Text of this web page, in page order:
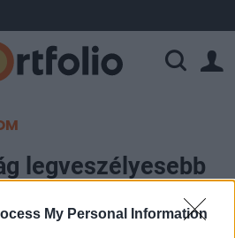
My Personal Information
legveszélyesebb
kötöttek ki
fegyverei